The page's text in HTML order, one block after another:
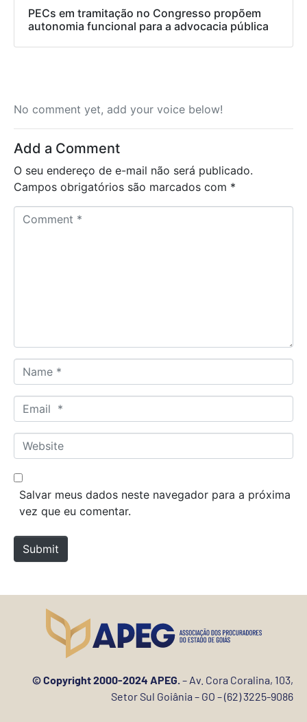
PECs em tramitação no Congresso propõem
autonomia funcional para a advocacia pública
No comment yet, add your voice below!
Add a Comment
O seu endereço de e-mail não será publicado.
Campos obrigatórios são marcados com *
a
m
*
m
a
*
W
e
b
e
Salvar meus dados neste navegador para a próxima
vez que eu comentar.
Submit
© Copyright 2000-2024 APEG.– Av. Cora Coralina, 103,
Setor Sul Goiânia – GO – (62) 3225-9086